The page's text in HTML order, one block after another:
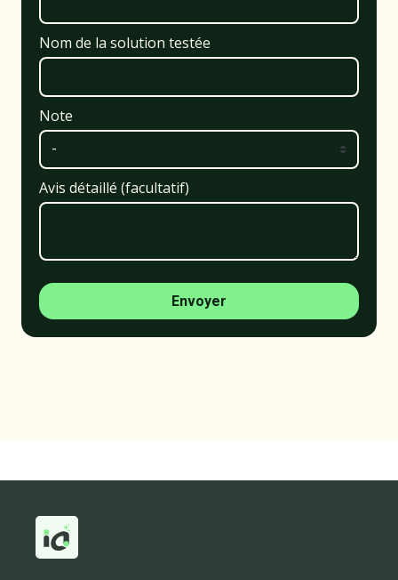
Nom de la solution testée
Note
Avis détaillé (facultatif)
Envoyer